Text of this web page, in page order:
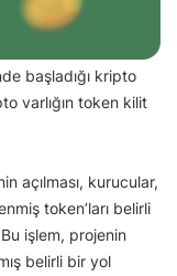
başladığı kripto
varlığın token kilit
açılması, kurucular,
token’ları belirli
işlem, projenin
belirli bir yol